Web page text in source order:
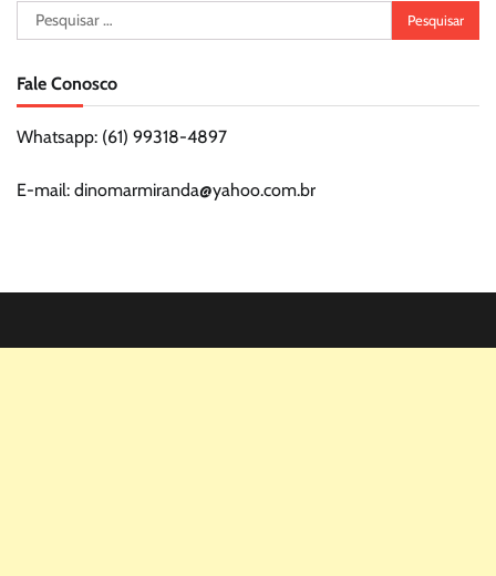
Pesquisar
por:
Fale Conosco
Whatsapp: (61) 99318-4897
E-mail: dinomarmiranda@yahoo.com.br